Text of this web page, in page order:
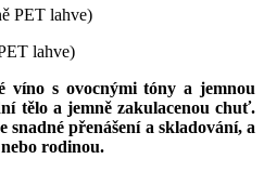
lahve)
víno s ovocnými tóny a jemnou
tělo a jemně zakulacenou chuť.
přenášení a skladování, a
rodinou.